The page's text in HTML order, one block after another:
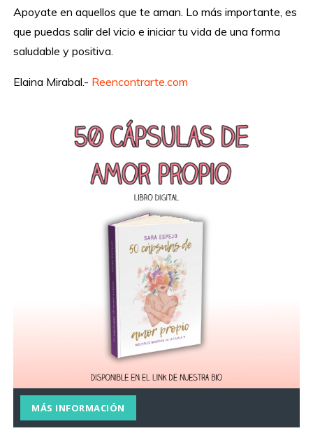
Apoyate en aquellos que te aman. Lo más importante, es
que puedas salir del vicio e iniciar tu vida de una forma
saludable y positiva.
Elaina Mirabal.- Reencontrarte.com
MÁS INFORMACIÓN